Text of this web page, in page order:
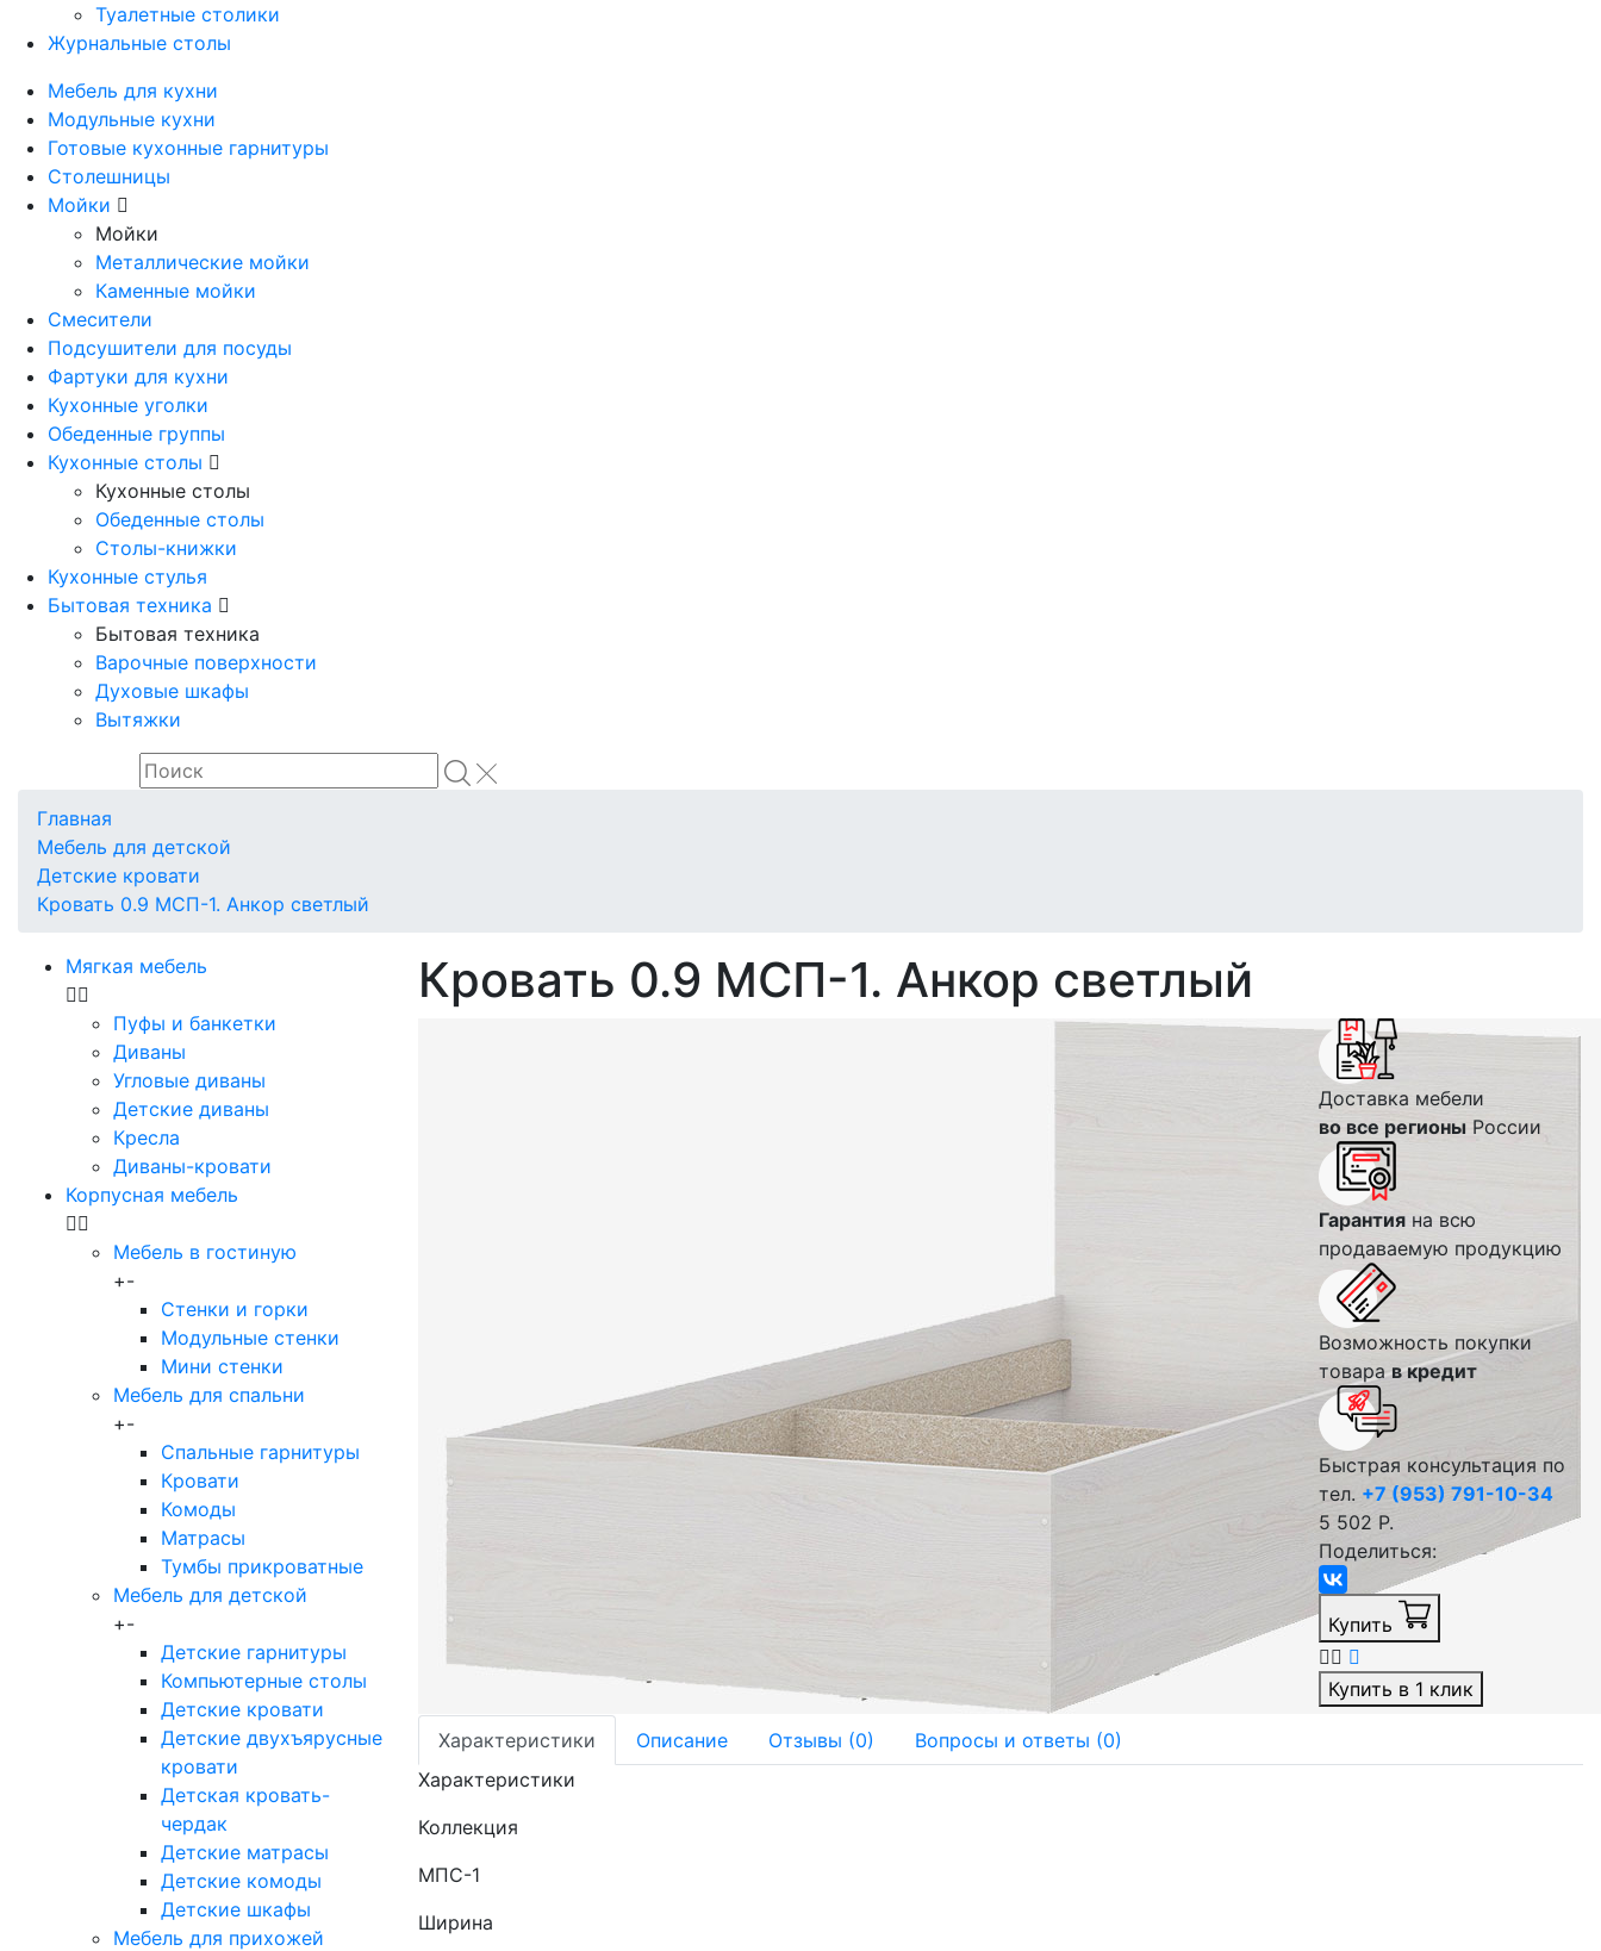
Туалетные столики
Журнальные столы
Мебель для кухни
Модульные кухни
Готовые кухонные гарнитуры
Столешницы
Мойки
Мойки
Металлические мойки
Каменные мойки
Смесители
Подсушители для посуды
Фартуки для кухни
Кухонные уголки
Обеденные группы
Кухонные столы
Кухонные столы
Обеденные столы
Столы-книжки
Кухонные стулья
Бытовая техника
Бытовая техника
Варочные поверхности
Духовые шкафы
Вытяжки
Главная
Мебель для детской
Детские кровати
Кровать 0.9 МСП-1. Анкор светлый
Мягкая мебель
Пуфы и банкетки
Диваны
Угловые диваны
Детские диваны
Кресла
Диваны-кровати
Корпусная мебель
Мебель в гостиную
+-
Стенки и горки
Модульные стенки
Мини стенки
Мебель для спальни
+-
Спальные гарнитуры
Кровати
Комоды
Матрасы
Тумбы прикроватные
Мебель для детской
+-
Детские гарнитуры
Компьютерные столы
Детские кровати
Детские двухъярусные
кровати
Детская кровать-
чердак
Детские матрасы
Детские комоды
Детские шкафы
Мебель для прихожей
Кровать 0.9 МСП-1. Анкор светлый
Доставка мебели
во все регионы России
Гарантия на всю
продаваемую продукцию
Возможность покупки
товарав кредит
Быстрая консультация по
тел. +7 (953) 791-10-34
5 502 Р.
Поделиться:
Купить
Купить в 1 клик
Характеристики Описание Отзывы (0)
Вопросы и ответы (0)
Характеристики
Коллекция
МПС-1
Ширина